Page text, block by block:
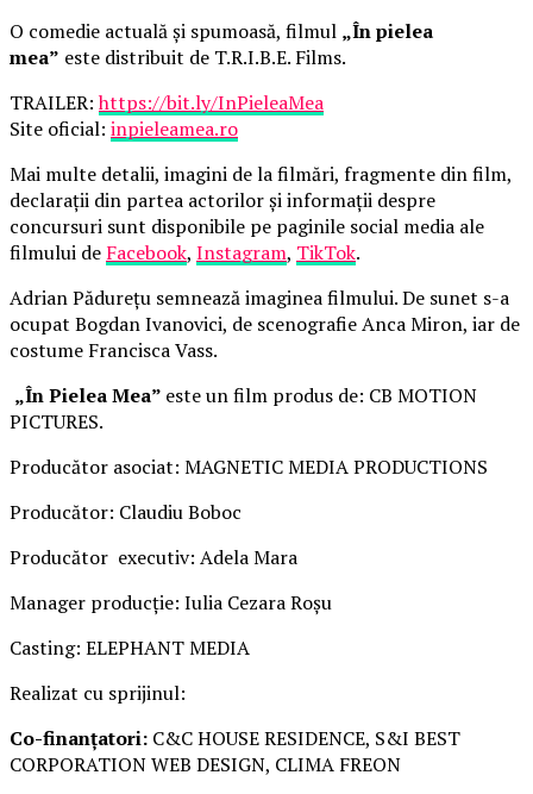
O comedie actuală și spumoasă, filmul „În pielea
mea” este distribuit de T.R.I.B.E. Films.
TRAILER:https://bit.ly/InPieleaMea
Site oficial: inpieleamea.ro
Mai multe detalii, imagini de la filmări, fragmente din film,
declarații din partea actorilor și informații despre
concursuri sunt disponibile pe paginile social media ale
filmului de Facebook, Instagram, TikTok.
Adrian Pădurețu semnează imaginea filmului. De sunet s-a
ocupat Bogdan Ivanovici, de scenografie Anca Miron, iar de
costume Francisca Vass.
„În Pielea Mea” este un film produs de: CB MOTION
PICTURES.
Producător asociat: MAGNETIC MEDIA PRODUCTIONS
Producător: Claudiu Boboc
Producător executiv: Adela Mara
Manager producție: Iulia Cezara Roșu
Casting: ELEPHANT MEDIA
Realizat cu sprijinul:
Co-finanțatori: C&C HOUSE RESIDENCE, S&I BEST
CORPORATION WEB DESIGN, CLIMA FREON